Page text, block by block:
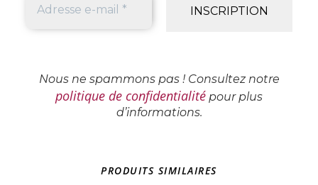
Nous ne spammons pas ! Consultez notre
politique de confidentialité pour plus
d’informations.
PRODUITS SIMILAIRES